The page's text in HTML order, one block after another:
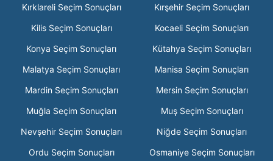
Kırklareli Seçim Sonuçları
Kırşehir Seçim Sonuçları
Kilis Seçim Sonuçları
Kocaeli Seçim Sonuçları
Konya Seçim Sonuçları
Kütahya Seçim Sonuçları
Malatya Seçim Sonuçları
Manisa Seçim Sonuçları
Mardin Seçim Sonuçları
Mersin Seçim Sonuçları
Muğla Seçim Sonuçları
Muş Seçim Sonuçları
Nevşehir Seçim Sonuçları
Niğde Seçim Sonuçları
Ordu Seçim Sonuçları
Osmaniye Seçim Sonuçları